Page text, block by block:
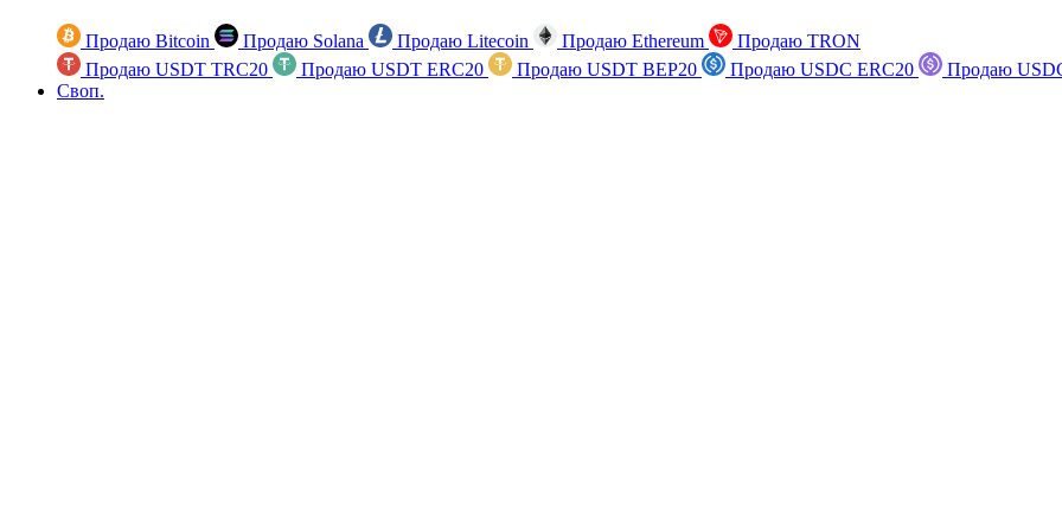
Продаю Bitcoin Продаю Solana Продаю Litecoin Продаю Ethereum
Продаю TRON
Продаю USDT TRC20
Продаю USDT ERC20 Продаю USDT BEP20 Продаю USDC ERC20
Продаю
Своп.